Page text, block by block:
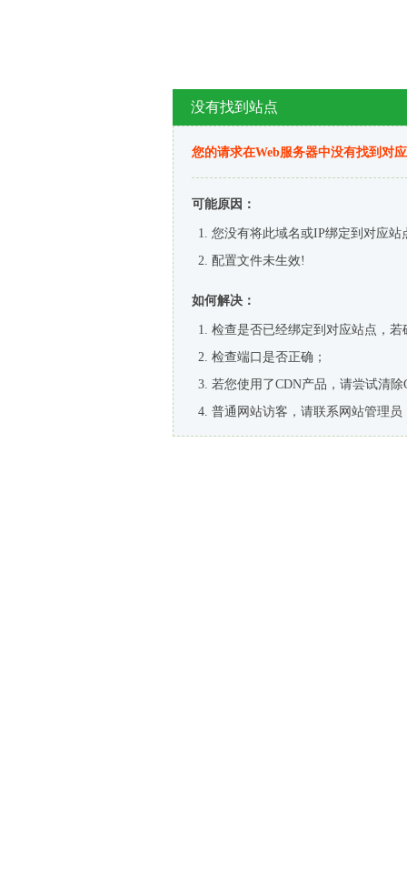
没有找到站点
您的请求在Web服务器中没有找到对
可能原因：
您没有将此域名或IP绑定到对应站
配置文件未生效!
如何解决：
检查是否已经绑定到对应站点，
检查端口是否正确；
若您使用了CDN产品，请尝试清除
普通网站访客，请联系网站管理员